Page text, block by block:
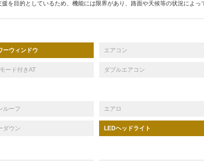
を目的としているため、機能には限界があり、路面や天候等の状況によっ
ーウィンドウ エアコン
ード付きAT ダブルエアコン
ルーフ エアロ
ダウン LEDヘッドライト